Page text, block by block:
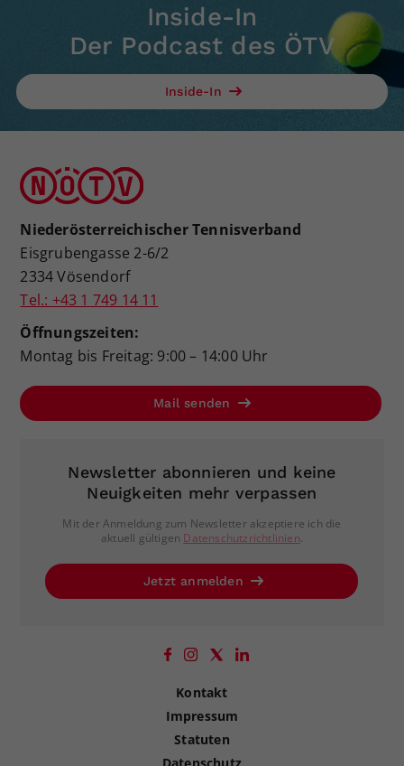
Inside-In
Der Podcast des ÖTV
Inside-In
Niederösterreichischer Tennisverband
Eisgrubengasse 2-6/2
2334 Vösendorf
Tel.: +43 1 749 14 11
Öffnungszeiten:
Montag bis Freitag: 9:00 – 14:00 Uhr
Mail senden
Newsletter abonnieren und keine
Neuigkeiten mehr verpassen
Mit der Anmeldung zum Newsletter akzeptiere ich die
aktuell gültigen Datenschutzrichtlinien.
Jetzt anmelden
Kontakt
Impressum
Statuten
Datenschutz